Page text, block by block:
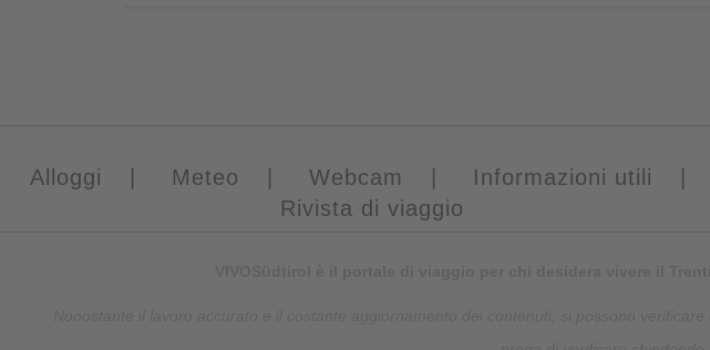
Alloggi Meteo Webcam Informazioni utili
Rivista di viaggio